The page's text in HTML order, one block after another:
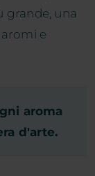
grande, una
e
aroma
d'arte.